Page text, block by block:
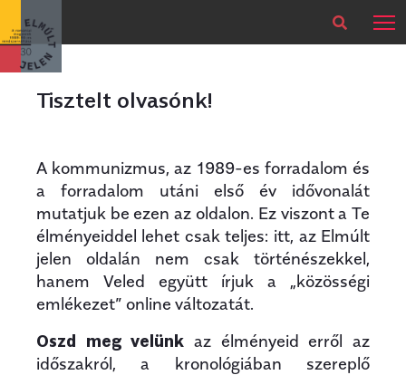
×
Tisztelt olvasónk!
A kommunizmus, az 1989-es forradalom és
a forradalom utáni első év idővonalát
mutatjuk be ezen az oldalon. Ez viszont a Te
élményeiddel lehet csak teljes: itt, az Elmúlt
jelen oldalán nem csak történészekkel,
hanem Veled együtt írjuk a „közösségi
emlékezet” online változatát.
Oszd meg velünk az élményeid erről az
időszakról, a kronológiában szereplő